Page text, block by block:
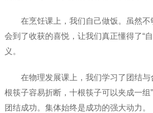
在烹饪课上，我们自己做饭。虽然
会到了收获的喜悦，让我们真正懂得了“
义。
在物理发展课上，我们学习了团结与
根筷子容易折断，十根筷子可以夹成一组
团结成功。集体始终是成功的强大动力。